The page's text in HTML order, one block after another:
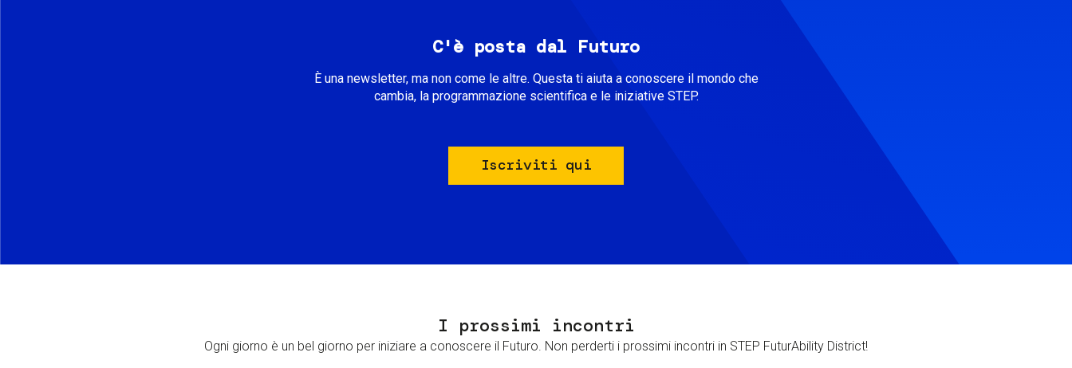
C'è posta dal Futuro
È una newsletter, ma non come le altre. Questa ti aiuta a conoscere il mondo che
cambia, la programmazione scientifica e le iniziative STEP.
Iscriviti qui
I prossimi incontri
Ogni giorno è un bel giorno per iniziare a conoscere il Futuro. Non perderti i prossimi incontri in STEP FuturAbility District!